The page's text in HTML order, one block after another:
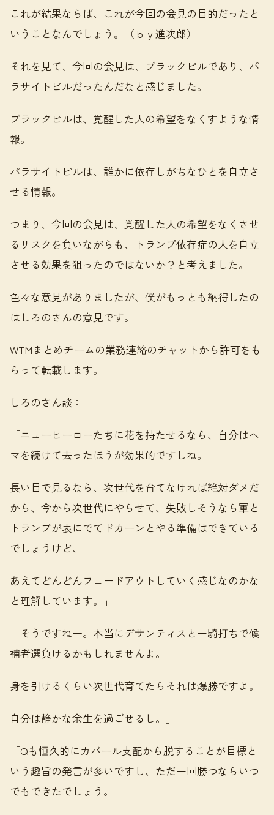
これが結果ならば、これが今回の会見の目的だったと
いうことなんでしょう。（ｂｙ進次郎）
それを見て、今回の会見は、ブラックピルであり、パ
ラサイトピルだったんだなと感じました。
ブラックピルは、覚醒した人の希望をなくすような情
報。
パラサイトピルは、誰かに依存しがちなひとを自立さ
せる情報。
つまり、今回の会見は、覚醒した人の希望をなくさせ
るリスクを負いながらも、トランプ依存症の人を自立
させる効果を狙ったのではないか？と考えました。
色々な意見がありましたが、僕がもっとも納得したの
はしろのさんの意見です。
WTMまとめチームの業務連絡のチャットから許可をも
らって転載します。
しろのさん談：
「ニューヒーローたちに花を持たせるなら、自分はヘ
マを続けて去ったほうが効果的ですしね。
長い目で見るなら、次世代を育てなければ絶対ダメだ
から、今から次世代にやらせて、失敗しそうなら軍と
トランプが表にでてドカーンとやる準備はできている
でしょうけど、
あえてどんどんフェードアウトしていく感じなのかな
と理解しています。」
「そうですねー。本当にデサンティスと一騎打ちで候
補者選負けるかもしれませんよ。
身を引けるくらい次世代育てたらそれは爆勝ですよ。
自分は静かな余生を過ごせるし。」
「Qも恒久的にカバール支配から脱することが目標と
いう趣旨の発言が多いですし、ただ一回勝つならいつ
でもできたでしょう。